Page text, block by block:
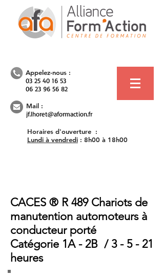
Appelez-nous :
03 25 40 16 53
06 23 96 56 82
Mail :
jf.lhoret@aformaction.fr
Horaires d'ouverture :
Lundi à vendredi : 8h00 à 18h00
CACES ® R 489 Chariots de
manutention automoteurs à
conducteur porté
Catégorie 1A - 2B / 3 - 5 - 21
heures